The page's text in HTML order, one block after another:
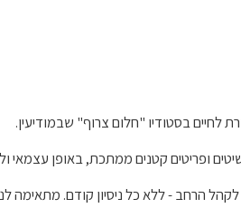
ופריטים קטנים ממתכת, באופן עצמאי
הרחב - ללא כל ניסיון קודם. מתאימה